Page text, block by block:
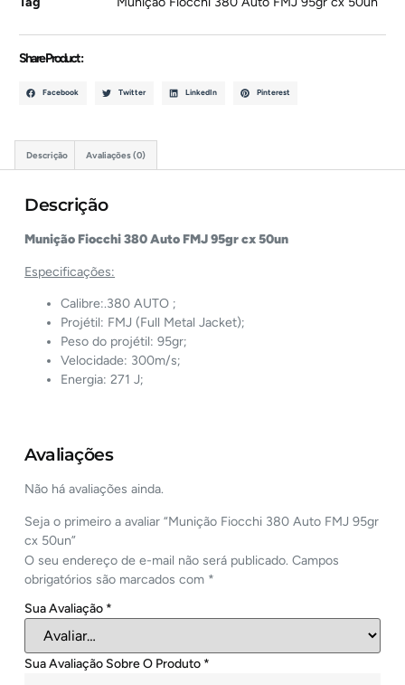
Share Product :
Facebook Twitter LinkedIn Pinterest
Descrição Avaliações (0)
Descrição
Munição Fiocchi 380 Auto FMJ 95gr cx 50un
Especificações:
Calibre:.380 AUTO ;
Projétil: FMJ (Full Metal Jacket);
Peso do projétil: 95gr;
Velocidade: 300m/s;
Energia: 271 J;
Avaliações
Não há avaliações ainda.
Seja o primeiro a avaliar “Munição Fiocchi 380 Auto FMJ 95gr
cx 50un”
O seu endereço de e-mail não será publicado. Campos
obrigatórios são marcados com *
Sua Avaliação *
Sua Avaliação Sobre O Produto *